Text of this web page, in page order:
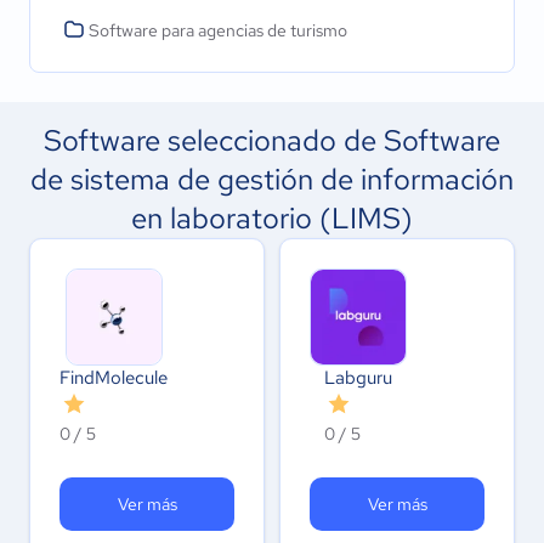
Software para agencias de turismo
Software seleccionado de Software
de sistema de gestión de información
en laboratorio (LIMS)
FindMolecule
0 / 5
Ver más
Labguru
0 / 5
Ver más